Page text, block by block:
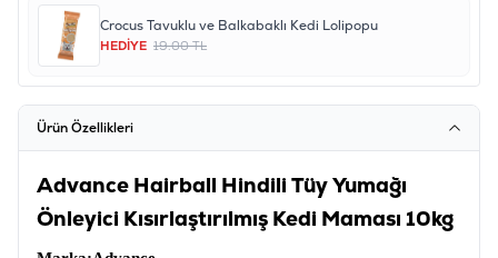
Crocus Tavuklu ve Balkabaklı Kedi Lolipopu
HEDİYE 19.00 TL
Ürün Özellikleri
Advance Hairball Hindili Tüy Yumağı
Önleyici Kısırlaştırılmış Kedi Maması 10kg